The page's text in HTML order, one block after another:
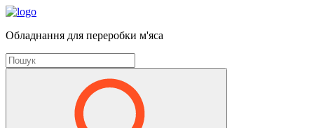
Обладнання для переробки м'яса